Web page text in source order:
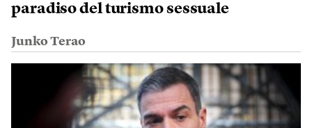
paradiso del turismo sessuale
Junko Terao